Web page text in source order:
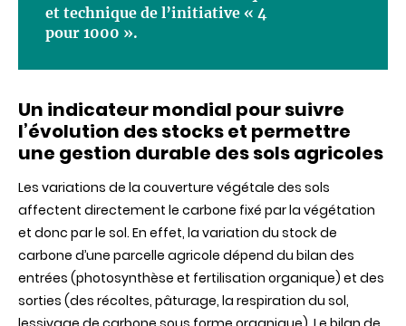
et technique de l’initiative « 4
pour 1000 ».
Un indicateur mondial pour suivre
l’évolution des stocks et permettre
une gestion durable des sols agricoles
Les variations de la couverture végétale des sols
affectent directement le carbone fixé par la végétation
et donc par le sol. En effet, la variation du stock de
carbone d’une parcelle agricole dépend du bilan des
entrées (photosynthèse et fertilisation organique) et des
sorties (des récoltes, pâturage, la respiration du sol,